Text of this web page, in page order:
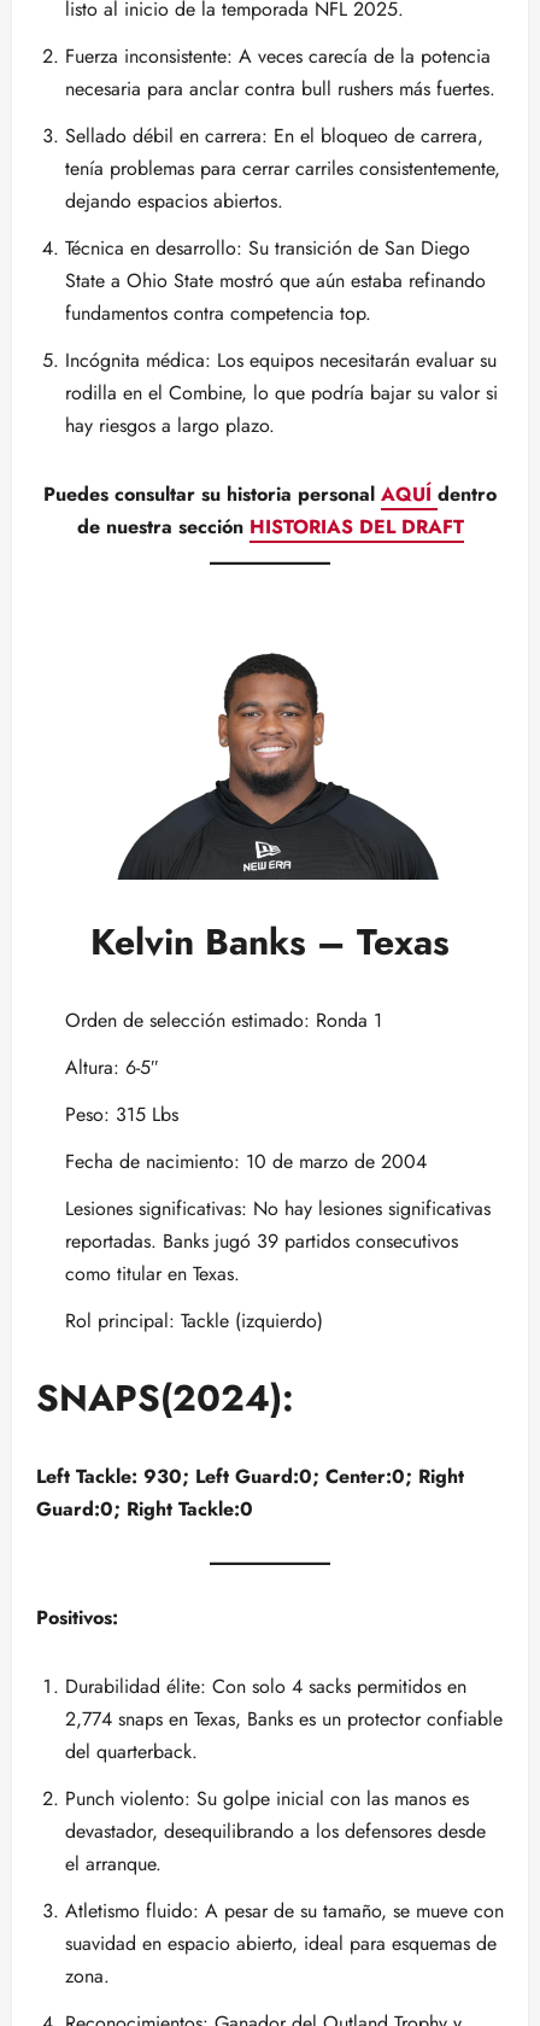
listo al inicio de la temporada NFL 2025.
Fuerza inconsistente: A veces carecía de la potencia
necesaria para anclar contra bull rushers más fuertes.
Sellado débil en carrera: En el bloqueo de carrera,
tenía problemas para cerrar carriles consistentemente,
dejando espacios abiertos.
Técnica en desarrollo: Su transición de San Diego
State a Ohio State mostró que aún estaba refinando
fundamentos contra competencia top.
Incógnita médica: Los equipos necesitarán evaluar su
rodilla en el Combine, lo que podría bajar su valor si
hay riesgos a largo plazo.
Puedes consultar su historia personal AQUÍ dentro
de nuestra sección HISTORIAS DEL DRAFT
Kelvin Banks – Texas
Orden de selección estimado: Ronda 1
Altura: 6-5″
Peso: 315 Lbs
Fecha de nacimiento: 10 de marzo de 2004
Lesiones significativas: No hay lesiones significativas
reportadas. Banks jugó 39 partidos consecutivos
como titular en Texas.
Rol principal: Tackle (izquierdo)
SNAPS(2024):
Left Tackle: 930; Left Guard:0; Center:0; Right
Guard:0; Right Tackle:0
Positivos:
Durabilidad élite: Con solo 4 sacks permitidos en
2,774 snaps en Texas, Banks es un protector confiable
del quarterback.
Punch violento: Su golpe inicial con las manos es
devastador, desequilibrando a los defensores desde
el arranque.
Atletismo fluido: A pesar de su tamaño, se mueve con
suavidad en espacio abierto, ideal para esquemas de
zona.